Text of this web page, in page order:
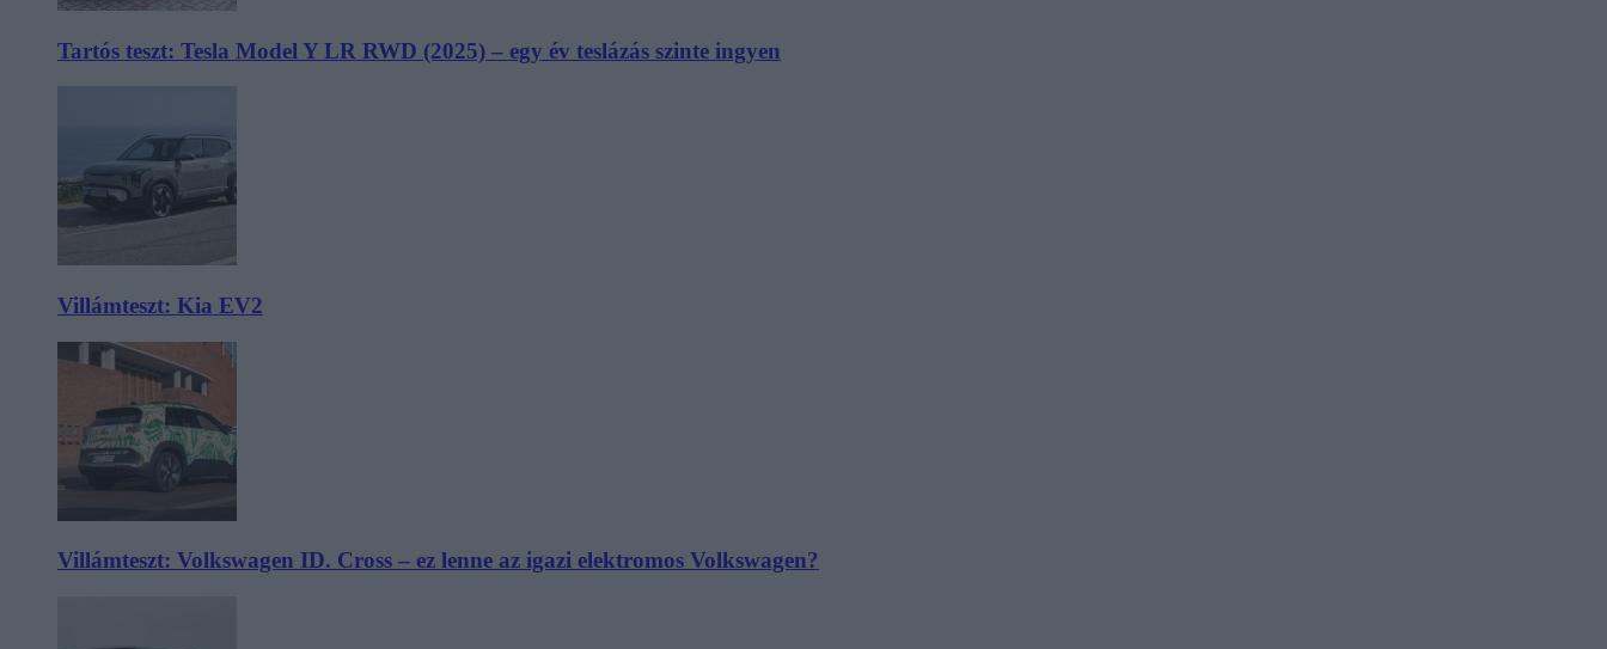
Tartós teszt: Tesla Model Y LR RWD (2025) – egy év teslázás szinte ingyen
Villámteszt: Kia EV2
Villámteszt: Volkswagen ID. Cross – ez lenne az igazi elektromos Volkswagen?